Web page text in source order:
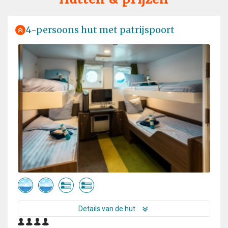
accompanied
4-persoons hut met patrijspoort
Details van de hut